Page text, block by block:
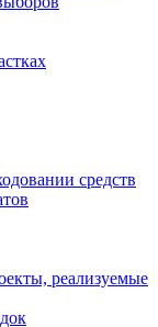
средств
реализуемые